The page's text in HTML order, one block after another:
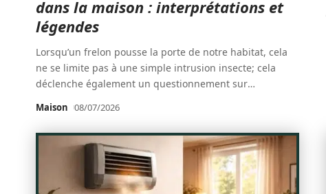
dans la maison : interprétations et
légendes
Lorsqu’un frelon pousse la porte de notre habitat, cela
ne se limite pas à une simple intrusion insecte; cela
déclenche également un questionnement sur…
Maison 08/07/2026